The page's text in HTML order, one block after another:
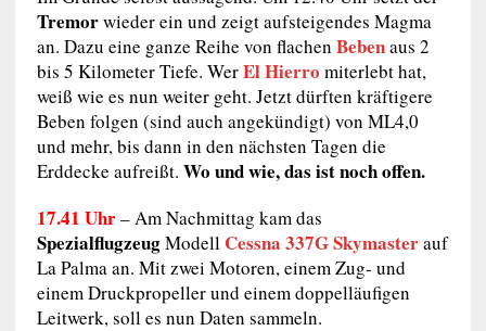
Tremorwieder ein und zeigt aufsteigendes Magma
an. Dazu eine ganze Reihe von flachen Bebenaus 2
bis 5 Kilometer Tiefe. WerEl Hierro miterlebt hat,
weiß wie es nun weiter geht. Jetzt dürften kräftigere
Beben folgen (sind auch angekündigt) von ML4,0
und mehr, bis dann in den nächsten Tagen die
Erddecke aufreißt. Wo und wie, das ist noch offen.
17.41 Uhr– Am Nachmittag kam das
SpezialflugzeugModellCessna 337G Skymasterauf
La Palma an. Mit zwei Motoren, einem Zug- und
einem Druckpropeller und einem doppelläufigen
Leitwerk, soll es nun Daten sammeln.